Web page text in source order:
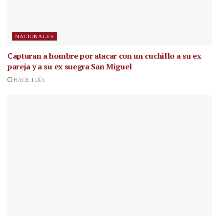
NACIONALES
Capturan a hombre por atacar con un cuchillo a su ex
pareja y a su ex suegra San Miguel
HACE 1 DÍA